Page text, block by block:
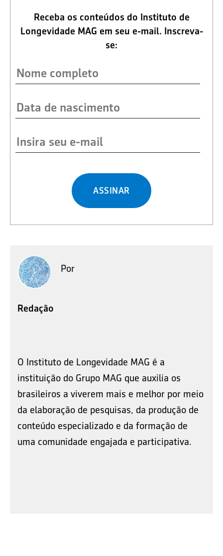
Receba os conteúdos do Instituto de
Longevidade MAG em seu e-mail. Inscreva-
se:
ASSINAR
Por
Redação
O Instituto de Longevidade MAG é a
instituição do Grupo MAG que auxilia os
brasileiros a viverem mais e melhor por meio
da elaboração de pesquisas, da produção de
conteúdo especializado e da formação de
uma comunidade engajada e participativa.